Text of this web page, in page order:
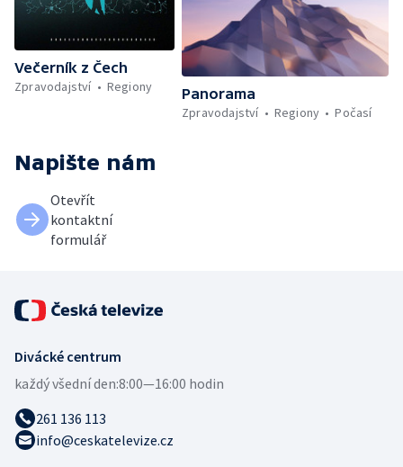
Večerník z Čech
Zpravodajství
Regiony
Panorama
Zpravodajství
Regiony Počasí
Napište nám
Otevřít
kontaktní
formulář
Divácké centrum
každý všední den:8:00—16:00 hodin
261 136 113
info@ceskatelevize.cz